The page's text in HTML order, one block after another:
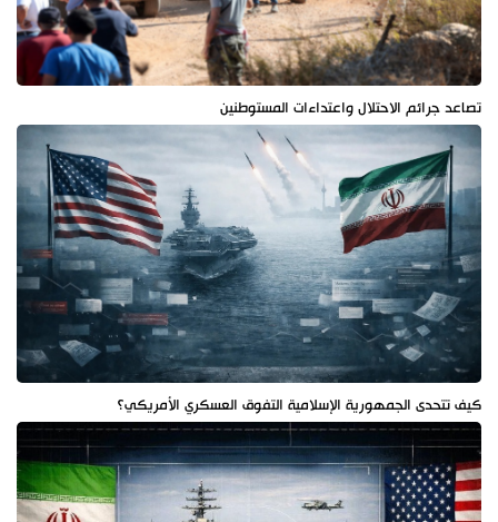
تصاعد جرائم الاحتلال واعتداءات المستوطنين
كيف تتحدى الجمهورية الإسلامية التفوق العسكري الأمريكي؟